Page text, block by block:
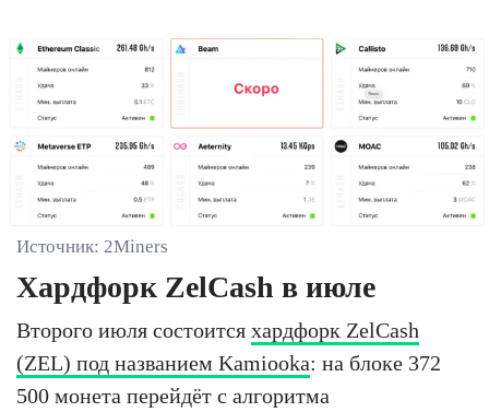
Источник: 2Miners
Хардфорк ZelCash в июле
Второго июля состоится хардфорк ZelCash
(ZEL) под названием Kamiooka: на блоке 372
500 монета перейдёт с алгоритма